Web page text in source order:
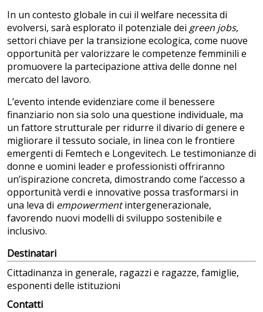
In un contesto globale in cui il welfare necessita di
evolversi, sarà esplorato il potenziale dei green jobs,
settori chiave per la transizione ecologica, come nuove
opportunità per valorizzare le competenze femminili e
promuovere la partecipazione attiva delle donne nel
mercato del lavoro.
L’evento intende evidenziare come il benessere
finanziario non sia solo una questione individuale, ma
un fattore strutturale per ridurre il divario di genere e
migliorare il tessuto sociale, in linea con le frontiere
emergenti di Femtech e Longevitech. Le testimonianze di
donne e uomini leader e professionisti offriranno
un’ispirazione concreta, dimostrando come l’accesso a
opportunità verdi e innovative possa trasformarsi in
una leva di empowermentintergenerazionale,
favorendo nuovi modelli di sviluppo sostenibile e
inclusivo.
Destinatari
Cittadinanza in generale, ragazzi e ragazze, famiglie,
esponenti delle istituzioni
Contatti